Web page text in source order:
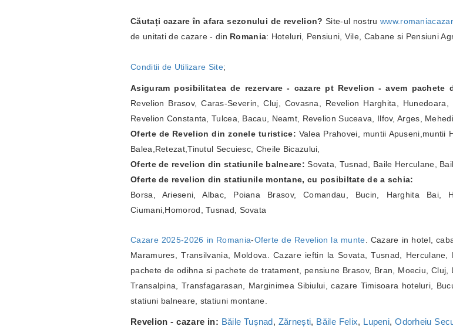
Căutați cazare în afara sezonului de revelion?Site-ul nostru
de unitati de cazare - din Romania: Hoteluri, Pensiuni, Vile, Cabane si Pensiuni
Conditii de Utilizare Site;
Asiguram posibilitatea de rezervare - cazare pt Revelion - avem pachete
Revelion Brasov, Caras-Severin, Cluj, Covasna, Revelion Harghita,
Revelion Constanta, Tulcea, Bacau, Neamt, Revelion Suceava, Ilfov, Arges,
Oferte de Revelion din zonele turistice: Valea Prahovei, muntii Apuseni,muntii
Balea,Retezat,Tinutul Secuiesc, Cheile Bicazului,
Oferte de revelion din statiunile balneare: Sovata, Tusnad, Baile Herculane,
Oferte de revelion din statiunile montane, cu posibiltate de a schia:
Borsa, Arieseni, Albac, Poiana Brasov, Comandau, Bucin, Harghita Bai,
Ciumani,Homorod, Tusnad, Sovata
Cazare 2025-2026 in Romania-Oferte de Revelion la munte. Cazare in hotel,
Maramures, Transilvania, Moldova. Cazare ieftin la Sovata, Tusnad,
pachete de odihna si pachete de tratament, pensiune Brasov, Bran, Moeciu,
Transalpina, Transfagarasan, Marginimea Sibiului, cazare Timisoara hoteluri,
statiuni balneare, statiuni montane.
Revelion - cazare in: Băile Tușnad, Zărnești, Băile Felix, Lupeni,Odorheiu